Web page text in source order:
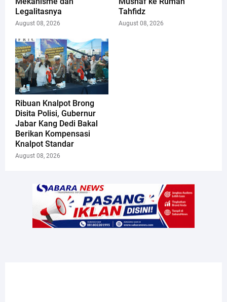
Legalitasnya
August 08, 2026
Tahfidz
August 08, 2026
Ribuan Knalpot Brong
Disita Polisi, Gubernur
Jabar Kang Dedi Bakal
Berikan Kompensasi
Knalpot Standar
August 08, 2026